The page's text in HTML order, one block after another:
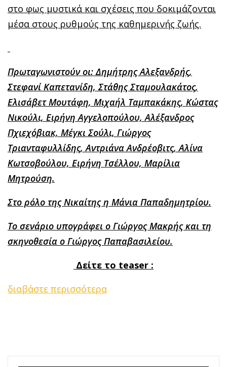
στο φως μυστικά και σχέσεις που δοκιμάζονται
μέσα στους ρυθμούς της καθημερινής ζωής.
Πρωταγωνιστούν οι: Δημήτρης Αλεξανδρής,
Στεφανί Καπετανίδη, Στάθης Σταμουλακάτος,
Ελισάβετ Μουτάφη, Μιχαήλ Ταμπακάκης, Κώστας
Νικούλι, Ειρήνη Αγγελοπούλου, Αλέξανδρος
Πχιεχόβιακ, Μέγκι Σούλι, Γιώργος
Τριανταφυλλίδης, Αντριάνα Ανδρέοβιτς, Αλίνα
Κωτσοβούλου, Ειρήνη Τσέλλου, Μαρίλια
Μητρούση.
Στο ρόλο της Νικαίτης η Μάνια Παπαδημητρίου.
Το σενάριο υπογράφει ο Γιώργος Μακρής και τη
σκηνοθεσία ο Γιώργος Παπαβασιλείου.
Δείτε το teaser :
διαβάστε περισσότερα